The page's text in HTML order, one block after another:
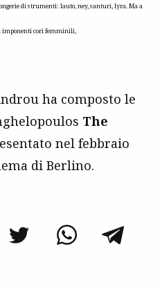
di strumenti: lauto, ney, santuri, lyra. Ma a
imponenti cori femminili,
ha composto le
The
nel febbraio
di Berlino.